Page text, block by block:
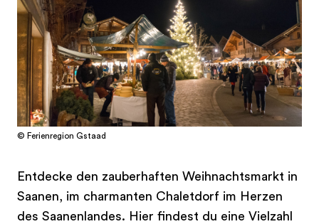
© Ferienregion Gstaad
Entdecke den zauberhaften Weihnachtsmarkt in
Saanen, im charmanten Chaletdorf im Herzen
des Saanenlandes. Hier findest du eine Vielzahl